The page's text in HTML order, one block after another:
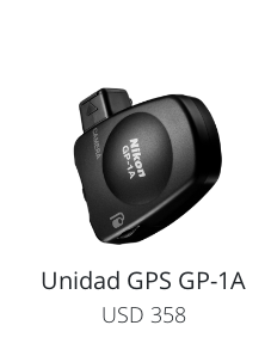
Unidad GPS GP-1A
USD 358